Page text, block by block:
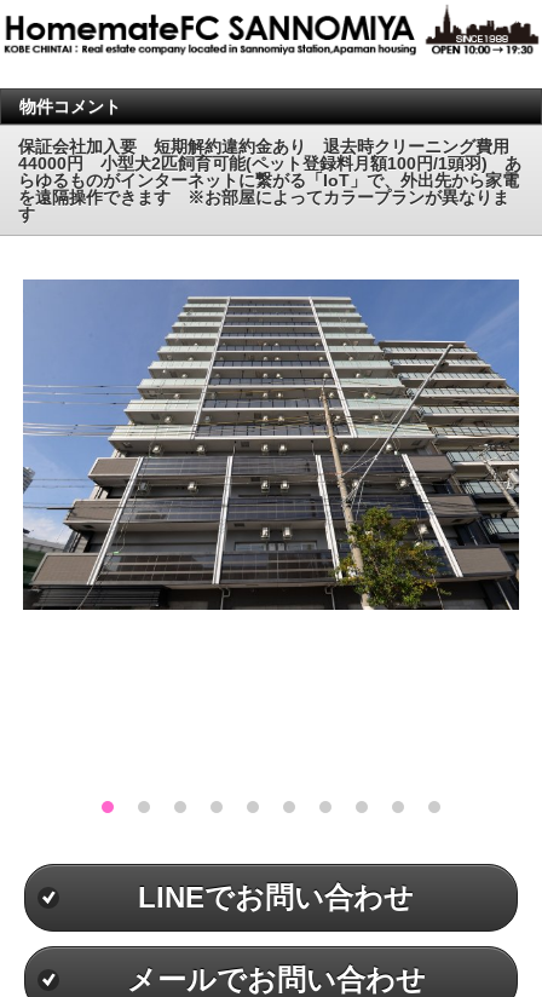
物件コメント
保証会社加入要 短期解約違約金あり 退去時クリーニング費用
44000円 小型犬2匹飼育可能(ペット登録料月額100円/1頭羽) あ
らゆるものがインターネットに繋がる「IoT」で、外出先から家電
を遠隔操作できます ※お部屋によってカラープランが異なりま
す
LINEでお問い合わせ
メールでお問い合わせ